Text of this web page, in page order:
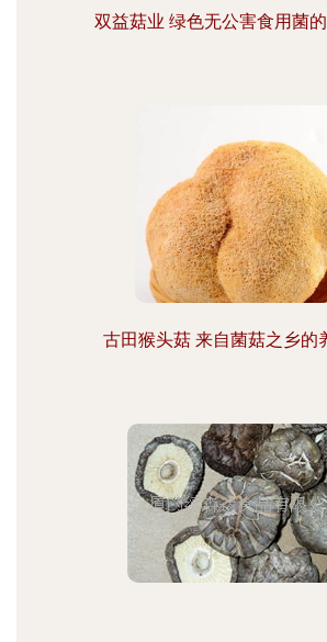
双益菇业 绿色无公害食用菌
古田猴头菇 来自菌菇之乡的